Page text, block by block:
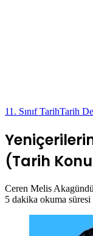
11. Sınıf TarihTarih
(Tarih
Ceren Melis
5 dakika okuma süresi